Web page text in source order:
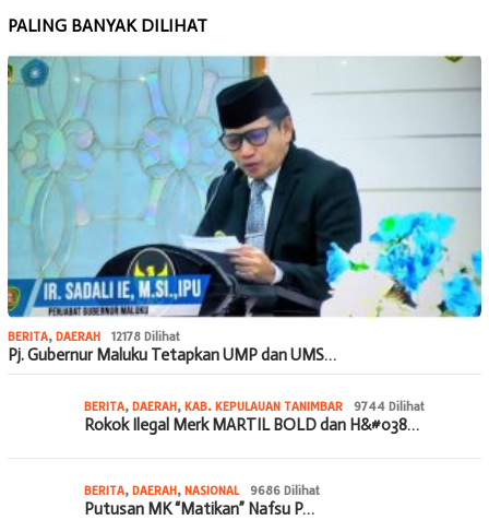
PALING BANYAK DILIHAT
BERITA, DAERAH 12178 Dilihat
Pj. Gubernur Maluku Tetapkan UMP dan UMS…
BERITA, DAERAH, KAB. KEPULAUAN TANIMBAR 9744 Dilihat
Rokok Ilegal Merk MARTIL BOLD dan H&#038…
BERITA, DAERAH, NASIONAL 9686 Dilihat
Putusan MK “Matikan” Nafsu P…